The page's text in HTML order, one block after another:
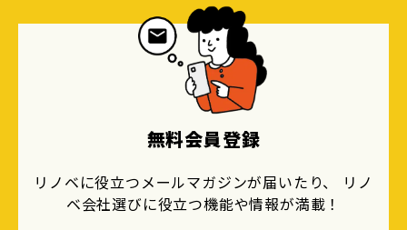
無料会員登録
リノベに役立つメールマガジンが届いたり、 リノ
ベ会社選びに役立つ機能や情報が満載！